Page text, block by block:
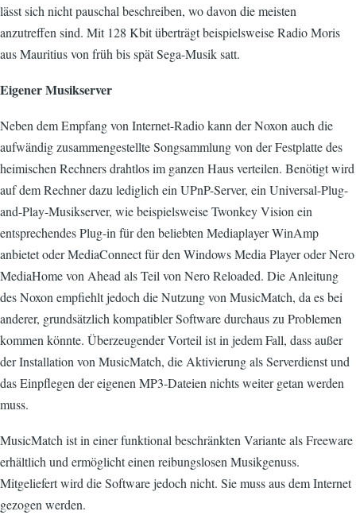
lässt sich nicht pauschal beschreiben, wo davon die meisten
anzutreffen sind. Mit 128 Kbit überträgt beispielsweise Radio Moris
aus Mauritius von früh bis spät Sega-Musik satt.
Eigener Musikserver
Neben dem Empfang von Internet-Radio kann der Noxon auch die
aufwändig zusammengestellte Songsammlung von der Festplatte des
heimischen Rechners drahtlos im ganzen Haus verteilen. Benötigt wird
auf dem Rechner dazu lediglich ein UPnP-Server, ein Universal-Plug-
and-Play-Musikserver, wie beispielsweise Twonkey Vision ein
entsprechendes Plug-in für den beliebten Mediaplayer WinAmp
anbietet oder MediaConnect für den Windows Media Player oder Nero
MediaHome von Ahead als Teil von Nero Reloaded. Die Anleitung
des Noxon empfiehlt jedoch die Nutzung von MusicMatch, da es bei
anderer, grundsätzlich kompatibler Software durchaus zu Problemen
kommen könnte. Überzeugender Vorteil ist in jedem Fall, dass außer
der Installation von MusicMatch, die Aktivierung als Serverdienst und
das Einpflegen der eigenen MP3-Dateien nichts weiter getan werden
muss.
MusicMatch ist in einer funktional beschränkten Variante als Freeware
erhältlich und ermöglicht einen reibungslosen Musikgenuss.
Mitgeliefert wird die Software jedoch nicht. Sie muss aus dem Internet
gezogen werden.